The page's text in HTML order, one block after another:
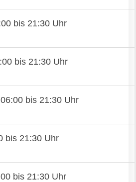
bis 21:30 Uhr
bis 21:30 Uhr
06:00 bis 21:30 Uhr
bis 21:30 Uhr
bis 21:30 Uhr